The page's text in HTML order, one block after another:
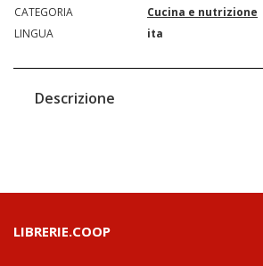
CATEGORIA
Cucina e nutrizione
LINGUA
ita
Descrizione
LIBRERIE.COOP